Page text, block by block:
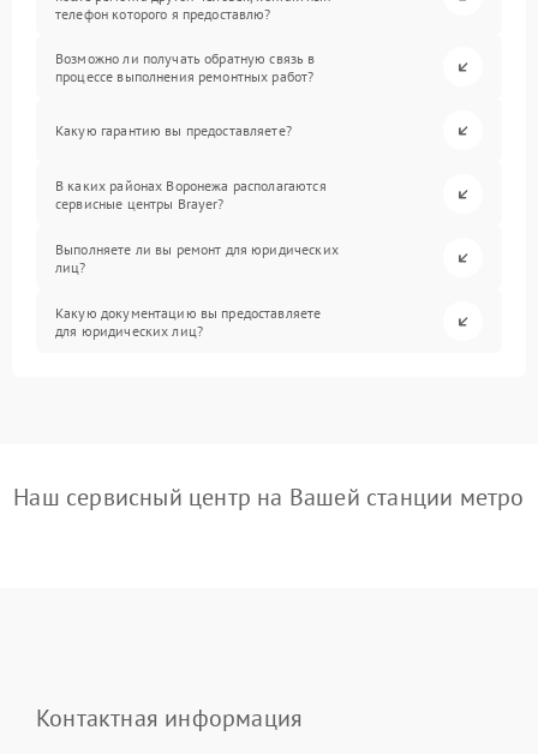
телефон которого я предоставлю?
Возможно ли получать обратную связь в
процессе выполнения ремонтных работ?
Какую гарантию вы предоставляете?
В каких районах Воронежа располагаются
сервисные центры Brayer?
Выполняете ли вы ремонт для юридических
лиц?
Какую документацию вы предоставляете
для юридических лиц?
Наш сервисный центр на Вашей станции метро
Контактная информация